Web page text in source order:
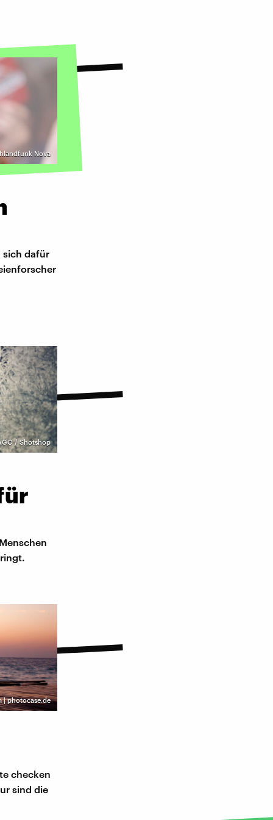
Nova
sich dafür
/ Shotshop
| photocase.de
checken
sind die